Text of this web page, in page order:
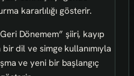
kararlılığı gösterir.
Dönemem” şiiri, kayıp
dil ve simge kullanımıyla
ve yeni bir başlangıç